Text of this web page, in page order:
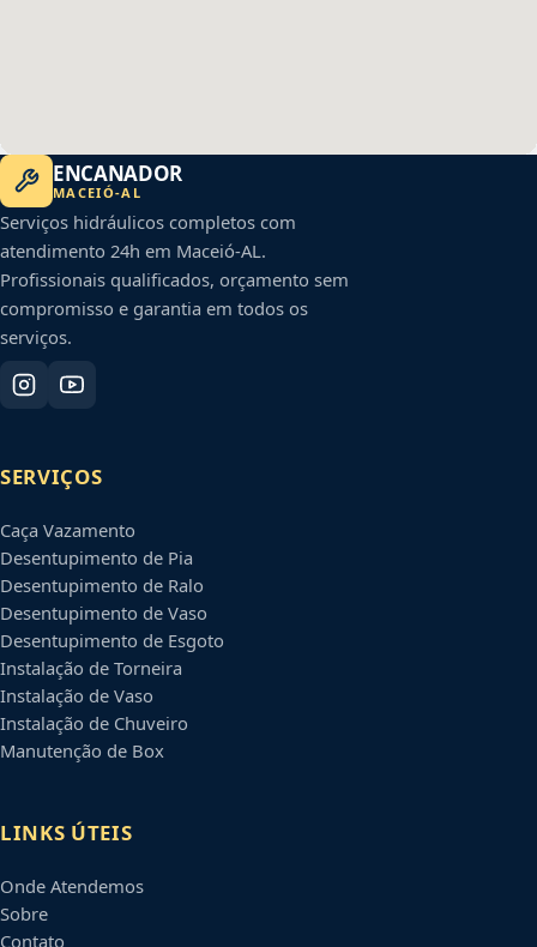
ENCANADOR
MACEIÓ-AL
Serviços hidráulicos completos com
atendimento 24h em Maceió-AL.
Profissionais qualificados, orçamento sem
compromisso e garantia em todos os
serviços.
SERVIÇOS
Caça Vazamento
Desentupimento de Pia
Desentupimento de Ralo
Desentupimento de Vaso
Desentupimento de Esgoto
Instalação de Torneira
Instalação de Vaso
Instalação de Chuveiro
Manutenção de Box
LINKS ÚTEIS
Onde Atendemos
Sobre
Contato